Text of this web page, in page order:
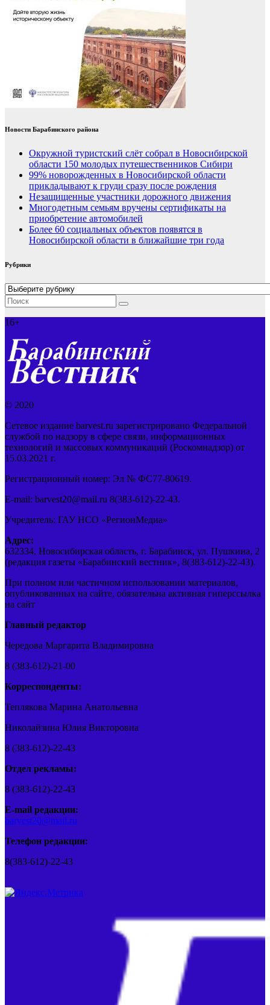
Новости Барабинского района
Окружной туристский слёт собрал в Новосибирской
области 150 молодых путешественников Сибири
99% новорожденных в Новосибирской области
прикладывают к груди сразу после рождения
Незащищенные участники дорожного движения
Многодетным семьям вручены сертификаты на
приобретение автомобилей
Более 60 социальных объектов появятся в
Новосибирской области в ближайшие три года
Рубрики
Рубрики
16+
© 2020
Сетевое издание barvest.ru зарегистрировано Федеральной
службой по надзору в сфере связи, информационных
технологий и массовых коммуникаций (Роскомнадзор) от
15.03.2021 г.
Регистрационный номер: Эл № ФС77-80619.
E-mail: barvest20@mail.ru 8(383-612)-22-43.
Учредитель: ГАУ НСО «РегионМедиа»
Адрес:
632334, Новосибирская область, г. Барабинск, ул. Пушкина, 2
(редакция газеты «Барабинский вестник», 8(383-612)-22-43).
При полном или частичном использовании материалов,
опубликованных на сайте, обязательна активная гиперссылка
на сайт
Главный редактор
Чередова Маргарита Владимировна
8 (383-612)-21-00
Корреспонденты:
Теплякова Марина Анатольевна
Николайзина Юлия Викторовна
8 (383-612)-22-43
Отдел рекламы:
8 (383-612)-22-43
E-mail редакции:
barvest20@mail.ru
Телефон редакции:
8(383-612)-22-43